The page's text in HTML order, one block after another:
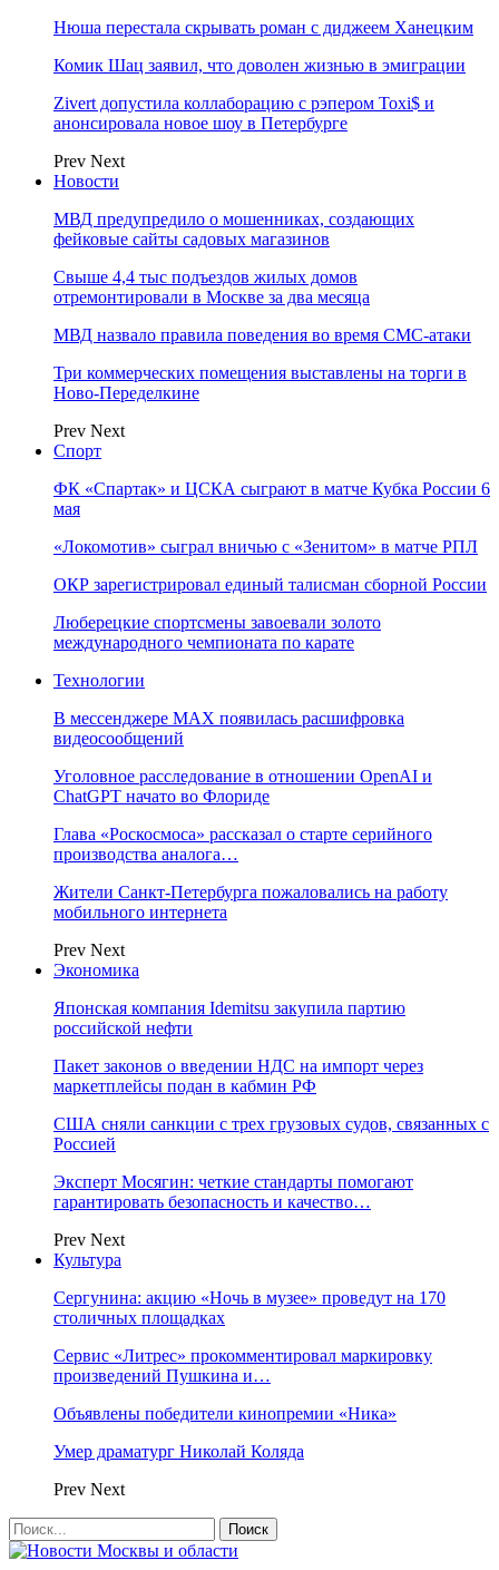
Нюша перестала скрывать роман с диджеем Ханецким
Комик Шац заявил, что доволен жизнью в эмиграции
Zivert допустила коллаборацию с рэпером Toxi$ и
анонсировала новое шоу в Петербурге
Prev Next
Новости
МВД предупредило о мошенниках, создающих
фейковые сайты садовых магазинов
Свыше 4,4 тыс подъездов жилых домов
отремонтировали в Москве за два месяца
МВД назвало правила поведения во время СМС-атаки
Три коммерческих помещения выставлены на торги в
Ново-Переделкине
Prev Next
Спорт
ФК «Спартак» и ЦСКА сыграют в матче Кубка России 6
мая
«Локомотив» сыграл вничью с «Зенитом» в матче РПЛ
ОКР зарегистрировал единый талисман сборной России
Люберецкие спортсмены завоевали золото
международного чемпионата по карате
Технологии
В мессенджере MAX появилась расшифровка
видеосообщений
Уголовное расследование в отношении OpenAI и
ChatGPT начато во Флориде
Глава «Роскосмоса» рассказал о старте серийного
производства аналога…
Жители Санкт-Петербурга пожаловались на работу
мобильного интернета
Prev Next
Экономика
Японская компания Idemitsu закупила партию
российской нефти
Пакет законов о введении НДС на импорт через
маркетплейсы подан в кабмин РФ
США сняли санкции с трех грузовых судов, связанных с
Россией
Эксперт Мосягин: четкие стандарты помогают
гарантировать безопасность и качество…
Prev Next
Культура
Сергунина: акцию «Ночь в музее» проведут на 170
столичных площадках
Сервис «Литрес» прокомментировал маркировку
произведений Пушкина и…
Объявлены победители кинопремии «Ника»
Умер драматург Николай Коляда
Prev Next